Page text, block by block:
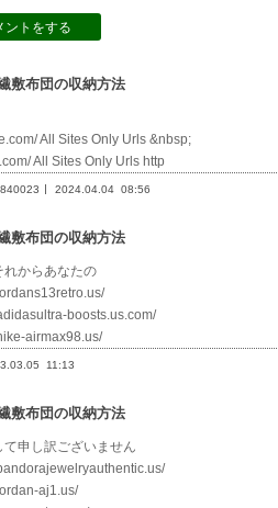
ントをする
敷布団の収納方法
All Sites Only Urls &nbsp;
All Sites Only Urls http
2024.04.04 08:56
敷布団の収納方法
れからあなたの
boosts.us.com/
airmax98.us/
11:13
敷布団の収納方法
て申し訳ございません
aj1.us/